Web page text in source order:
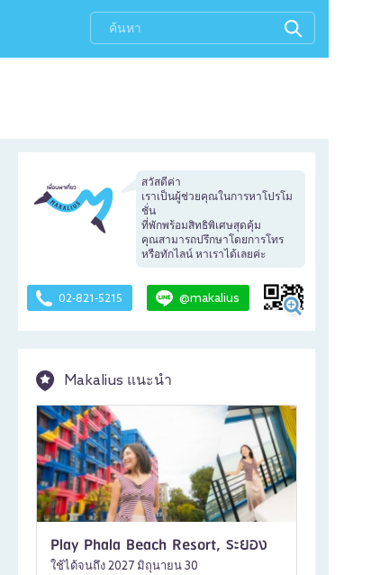
สวัสดีค่า
เราเป็นผู้ช่วยคุณในการหาโปรโม
ชั่น
ที่พักพร้อมสิทธิพิเศษสุดคุ้ม
คุณสามารถปรึกษาโดยการโทร
หรือทักไลน์ หาเราได้เลยค่ะ
02-821-5215 @makalius
Makalius แนะนำ
Play Phala Beach Resort, ระยอง
ใช้ได้จนถึง 2027 มิถุนายน 30